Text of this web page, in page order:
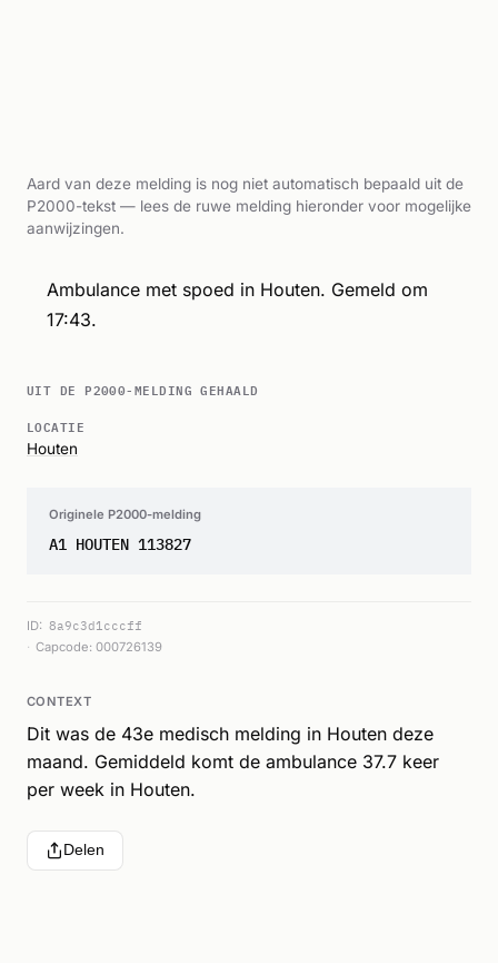
Aard van deze melding is nog niet automatisch bepaald uit de
P2000-tekst — lees de ruwe melding hieronder voor mogelijke
aanwijzingen.
Ambulance met spoed in Houten. Gemeld om
17:43.
UIT DE P2000-MELDING GEHAALD
LOCATIE
Houten
Originele P2000-melding
A1 HOUTEN 113827
ID: 8a9c3d1cccff
Capcode: 000726139
CONTEXT
Dit was de 43e medisch melding in Houten deze
maand. Gemiddeld komt de ambulance 37.7 keer
per week in Houten.
Delen